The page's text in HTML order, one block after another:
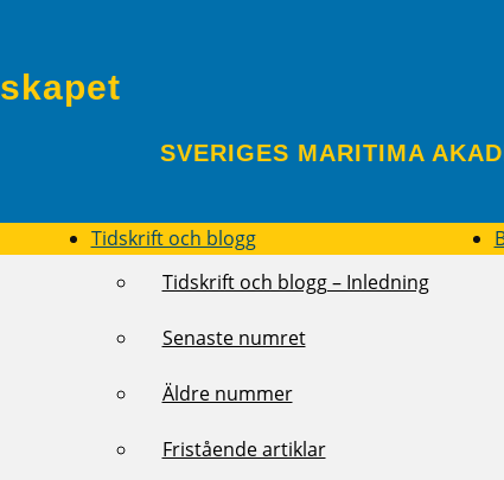
SVERIGES MARITIMA
Tidskrift och blogg
Tidskrift och blogg – Inledning
Senaste numret
Äldre nummer
Fristående artiklar